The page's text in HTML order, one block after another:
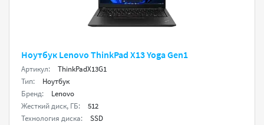
Ноутбук Lenovo ThinkPad X13 Yoga Gen1
Артикул:
ThinkPadX13G1
Тип:
Ноутбук
Бренд:
Lenovo
Жесткий диск, ГБ:
512
Технология диска:
SSD